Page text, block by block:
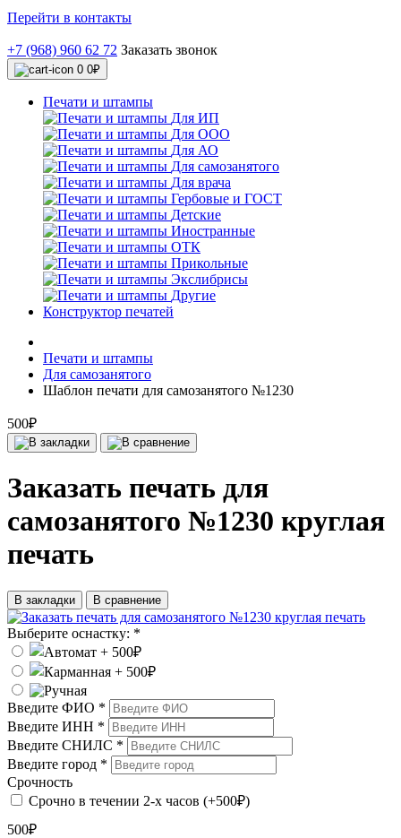
Перейти в контакты
+7 (968) 960 62 72 Заказать звонок
0 0₽
Печати и штампы
Для ИП
Для ООО
Для АО
Для самозанятого
Для врача
Гербовые и ГОСТ
Детские
Иностранные
ОТК
Прикольные
Экслибрисы
Другие
Конструктор печатей
Печати и штампы
Для самозанятого
Шаблон печати для самозанятого №1230
500₽
Заказать печать для
самозанятого №1230 круглая
печать
В закладки В сравнение
Выберите оснастку: *
Введите ФИО *
Введите ИНН *
Введите СНИЛС *
Введите город *
Срочность
Срочно в течении 2-х часов (+500₽)
500₽